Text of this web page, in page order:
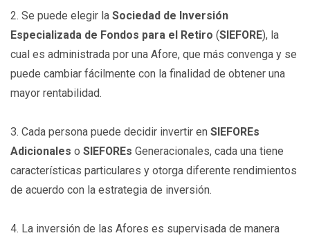
2. Se puede elegir la Sociedad de Inversión
Especializada de Fondos para el Retiro (SIEFORE), la
cual es administrada por una Afore, que más convenga y se
puede cambiar fácilmente con la finalidad de obtener una
mayor rentabilidad.
3. Cada persona puede decidir invertir en SIEFOREs
Adicionales o SIEFOREs Generacionales, cada una tiene
características particulares y otorga diferente rendimientos
de acuerdo con la estrategia de inversión.
4. La inversión de las Afores es supervisada de manera